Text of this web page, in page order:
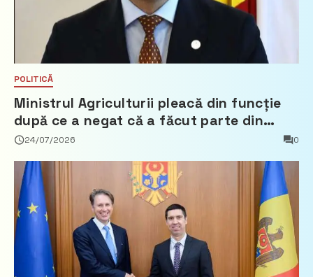
POLITICĂ
Ministrul Agriculturii pleacă din funcție
după ce a negat că a făcut parte din
Partidul Democrat
24/07/2026 0